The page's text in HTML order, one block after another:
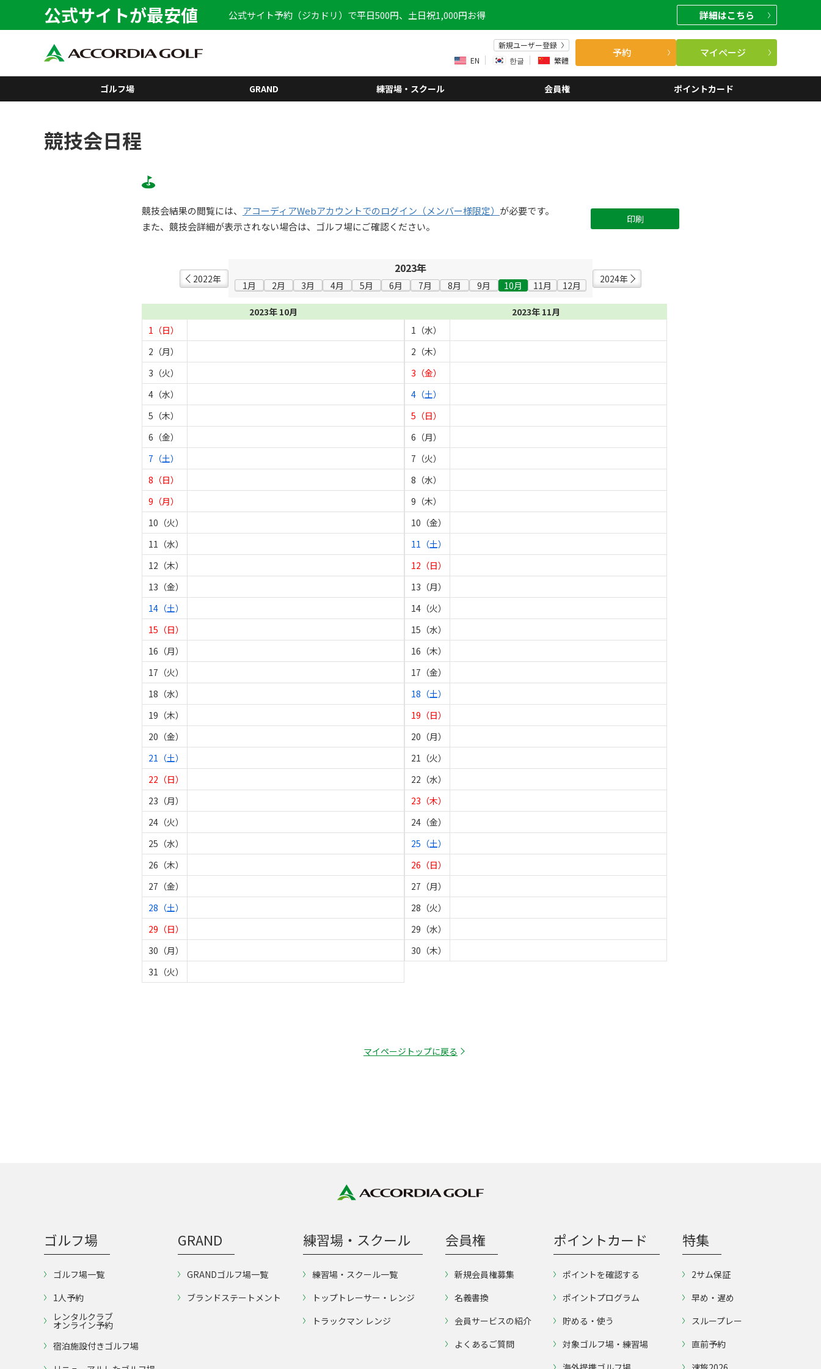
公式サイトが最安値 公式サイト予約（ジカドリ）で平日500円、土日祝1,000円お得 詳細はこちら
新規ユーザー登録
EN
한글 繁體
予約 マイページ
ゴルフ場 GRAND 練習場・スクール 会員権 ポイントカード
競技会日程
競技会結果の閲覧には、 アコーディアWebアカウントでのログイン（メンバー様限定） が必要です。
また、競技会詳細が表示されない場合は、ゴルフ場にご確認ください。
印刷
2022年
2023年
1月 2月 3月 4月 5月 6月 7月 8月 9月 10月 11月 12月
2024年
2023年 10月
1（日）
2（月）
3（火）
4（水）
5（木）
6（金）
7（土）
8（日）
9（月）
10（火）
11（水）
12（木）
13（金）
14（土）
15（日）
16（月）
17（火）
18（水）
19（木）
20（金）
21（土）
22（日）
23（月）
24（火）
25（水）
26（木）
27（金）
28（土）
29（日）
30（月）
31（火）
2023年 11月
1（水）
2（木）
3（金）
4（土）
5（日）
6（月）
7（火）
8（水）
9（木）
10（金）
11（土）
12（日）
13（月）
14（火）
15（水）
16（木）
17（金）
18（土）
19（日）
20（月）
21（火）
22（水）
23（木）
24（金）
25（土）
26（日）
27（月）
28（火）
29（水）
30（木）
マイページトップに戻る
ゴルフ場
ゴルフ場一覧
1人予約
レンタルクラブ
オンライン予約
宿泊施設付きゴルフ場
GRAND
GRANDゴルフ場一覧
ブランドステートメント
練習場・スクール
練習場・スクール一覧
トップトレーサー・レンジ
トラックマン レンジ
会員権
新規会員権募集
名義書換
会員サービスの紹介
よくあるご質問
ポイントカード
ポイントを確認する
ポイントプログラム
貯める・使う
対象ゴルフ場・練習場
特集
2サム保証
早め・遅め
スループレー
直前予約